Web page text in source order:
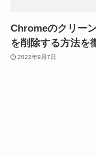
Chromeのクリー
を削除する方法を
2022年9月7日